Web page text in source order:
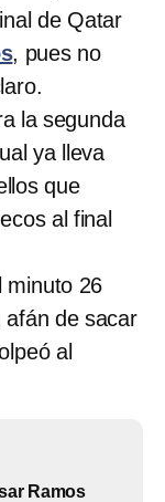
de Qatar
, pues no
la segunda
ya lleva
que
al final
minuto 26
afán de sacar
al
Ramos